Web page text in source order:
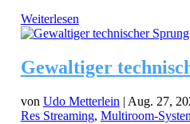
Weiterlesen
Gewaltiger
von Udo Metterlein | Aug. 27,
Res Streaming, Multiroom-